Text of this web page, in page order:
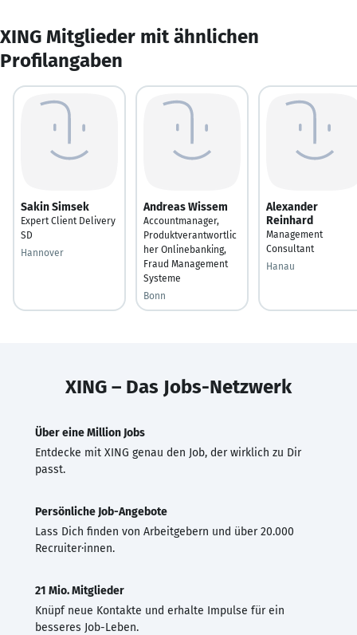
XING Mitglieder mit ähnlichen
Profilangaben
Sakin Simsek
Expert Client Delivery
SD
Hannover
Andreas Wissem
Accountmanager,
Produktverantwortlic
her Onlinebanking,
Fraud Management
Systeme
Bonn
Alexander
Reinhard
Management
Consultant
Hanau
XING – Das Jobs-Netzwerk
Über eine Million Jobs
Entdecke mit XING genau den Job, der wirklich zu Dir
passt.
Persönliche Job-Angebote
Lass Dich finden von Arbeitgebern und über 20.000
Recruiter·innen.
21 Mio. Mitglieder
Knüpf neue Kontakte und erhalte Impulse für ein
besseres Job-Leben.